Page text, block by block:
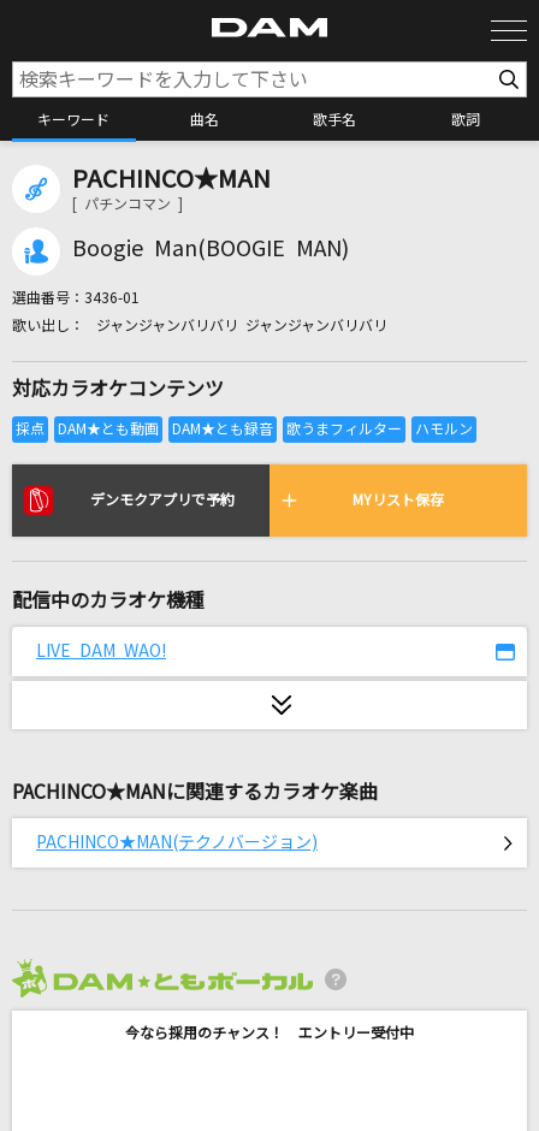
キーワード 曲名 歌手名 歌詞
カラオケ検索
カラオケ店舗検索
全国りれき
リアルタイムで歌われている曲の一覧
Let It Go～ありのままで～
[生音]桜
夏祭り
Whiteberry
[生音]レイニーブルー
海の声
浦島太郎(桐谷健太)
PACHINCO★MAN
[ パチンコマン ]
Boogie Man(BOOGIE MAN)
選曲番号： 3436-01
ジャンジャンバリバリ ジャンジャンバリバリ
対応カラオケコンテンツ
デンモクアプリで予約 MYリスト保存
配信中のカラオケ機種
LIVE DAM WAO!
PACHINCO★MANに関連するカラオケ楽曲
PACHINCO★MAN(テクノバージョン)
今なら採用のチャンス！ エントリー受付中